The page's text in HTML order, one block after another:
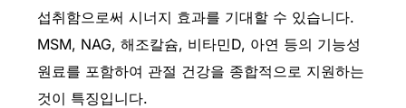
섭취함으로써 시너지 효과를 기대할 수 있습니다.
MSM, NAG, 해조칼슘, 비타민D, 아연 등의 기능성
원료를 포함하여 관절 건강을 종합적으로 지원하는
것이 특징입니다.